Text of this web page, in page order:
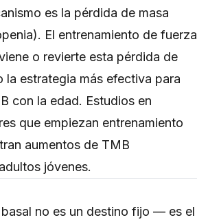
es la pérdida de masa
El entrenamiento de fuerza
o revierte esta pérdida de
la estrategia más efectiva para
con la edad. Estudios en
que empiezan entrenamiento
aumentos de TMB
jóvenes.
no es un destino fijo — es el